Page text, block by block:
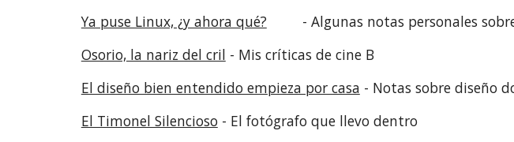
Ya puse Linux, ¿y ahora qué?
- Algunas notas personales
Osorio, la nariz del cril - Mis críticas de cine B
El diseño bien entendido empieza por casa - Notas sobre diseño
El Timonel Silencioso - El fotógrafo que llevo dentro